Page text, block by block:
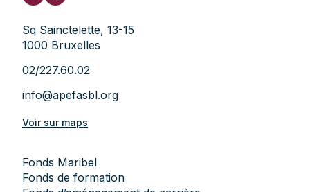
Sq Sainctelette, 13-15
1000 Bruxelles
02/227.60.02
info@apefasbl.org
Voir sur maps
Fonds Maribel
Fonds de formation